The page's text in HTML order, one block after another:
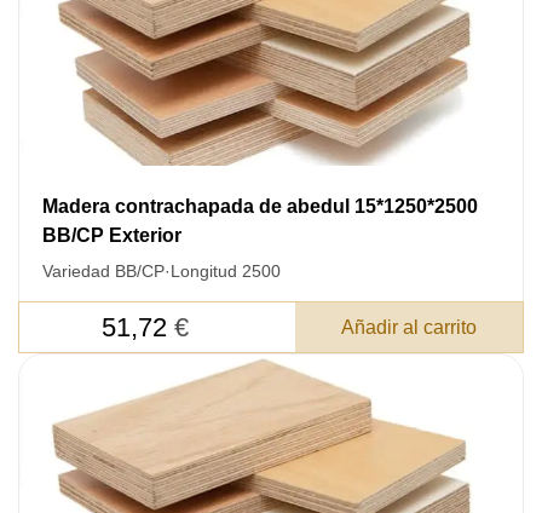
Madera contrachapada de abedul 15*1250*2500
BB/CP Exterior
Variedad BB/CP·Longitud 2500
51,72 € Añadir al carrito